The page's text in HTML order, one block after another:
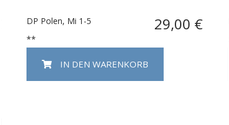
DP Polen, Mi 1-5 29,00 €
**
IN DEN WARENKORB